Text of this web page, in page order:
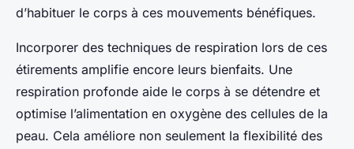
d’habituer le corps à ces mouvements bénéfiques.
Incorporer des techniques de respiration lors de ces
étirements amplifie encore leurs bienfaits. Une
respiration profonde aide le corps à se détendre et
optimise l’alimentation en oxygène des cellules de la
peau. Cela améliore non seulement la flexibilité des